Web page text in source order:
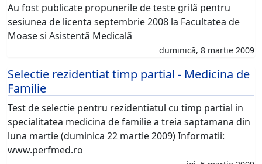
Au fost publicate propunerile de teste grilã pentru
sesiunea de licenta septembrie 2008 la Facultatea de
Moase si Asistentã Medicalã
duminică, 8 martie 2009
Selectie rezidentiat timp partial - Medicina de
Familie
Test de selectie pentru rezidentiatul cu timp partial in
specialitatea medicina de familie a treia saptamana din
luna martie (duminica 22 martie 2009) Informatii:
www.perfmed.ro